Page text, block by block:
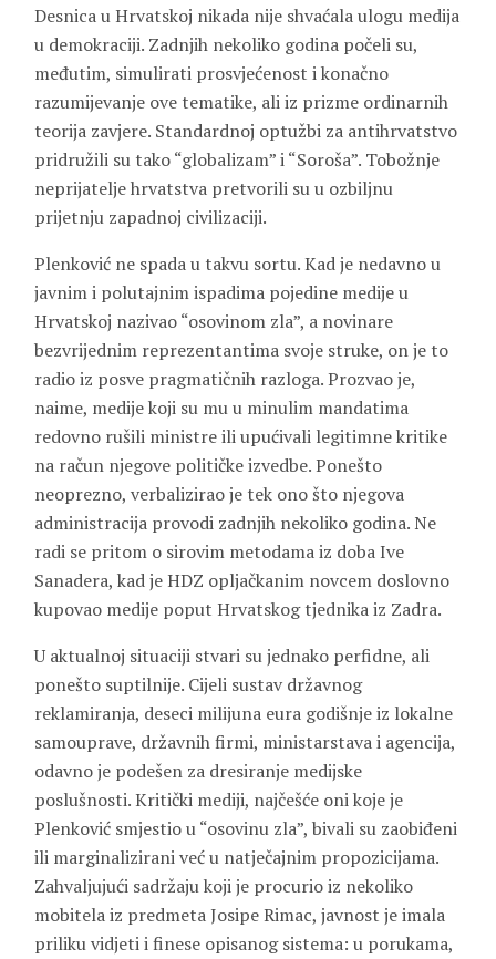
Desnica u Hrvatskoj nikada nije shvaćala ulogu medija
u demokraciji. Zadnjih nekoliko godina počeli su,
međutim, simulirati prosvjećenost i konačno
razumijevanje ove tematike, ali iz prizme ordinarnih
teorija zavjere. Standardnoj optužbi za antihrvatstvo
pridružili su tako “globalizam” i “Soroša”. Tobožnje
neprijatelje hrvatstva pretvorili su u ozbiljnu
prijetnju zapadnoj civilizaciji.
Plenković ne spada u takvu sortu. Kad je nedavno u
javnim i polutajnim ispadima pojedine medije u
Hrvatskoj nazivao “osovinom zla”, a novinare
bezvrijednim reprezentantima svoje struke, on je to
radio iz posve pragmatičnih razloga. Prozvao je,
naime, medije koji su mu u minulim mandatima
redovno rušili ministre ili upućivali legitimne kritike
na račun njegove političke izvedbe. Ponešto
neoprezno, verbalizirao je tek ono što njegova
administracija provodi zadnjih nekoliko godina. Ne
radi se pritom o sirovim metodama iz doba Ive
Sanadera, kad je HDZ opljačkanim novcem doslovno
kupovao medije poput Hrvatskog tjednika iz Zadra.
U aktualnoj situaciji stvari su jednako perfidne, ali
ponešto suptilnije. Cijeli sustav državnog
reklamiranja, deseci milijuna eura godišnje iz lokalne
samouprave, državnih firmi, ministarstava i agencija,
odavno je podešen za dresiranje medijske
poslušnosti. Kritički mediji, najčešće oni koje je
Plenković smjestio u “osovinu zla”, bivali su zaobiđeni
ili marginalizirani već u natječajnim propozicijama.
Zahvaljujući sadržaju koji je procurio iz nekoliko
mobitela iz predmeta Josipe Rimac, javnost je imala
priliku vidjeti i finese opisanog sistema: u porukama,